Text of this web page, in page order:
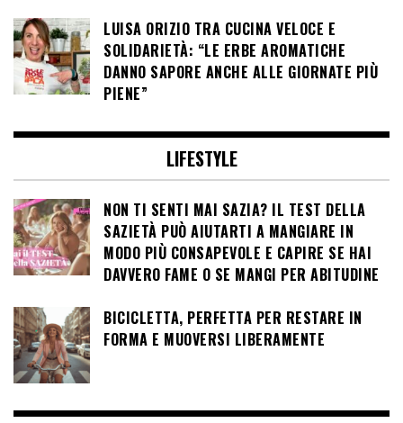
LUISA ORIZIO TRA CUCINA VELOCE E
SOLIDARIETÀ: “LE ERBE AROMATICHE
DANNO SAPORE ANCHE ALLE GIORNATE PIÙ
PIENE”
LIFESTYLE
NON TI SENTI MAI SAZIA? IL TEST DELLA
SAZIETÀ PUÒ AIUTARTI A MANGIARE IN
MODO PIÙ CONSAPEVOLE E CAPIRE SE HAI
DAVVERO FAME O SE MANGI PER ABITUDINE
BICICLETTA, PERFETTA PER RESTARE IN
FORMA E MUOVERSI LIBERAMENTE